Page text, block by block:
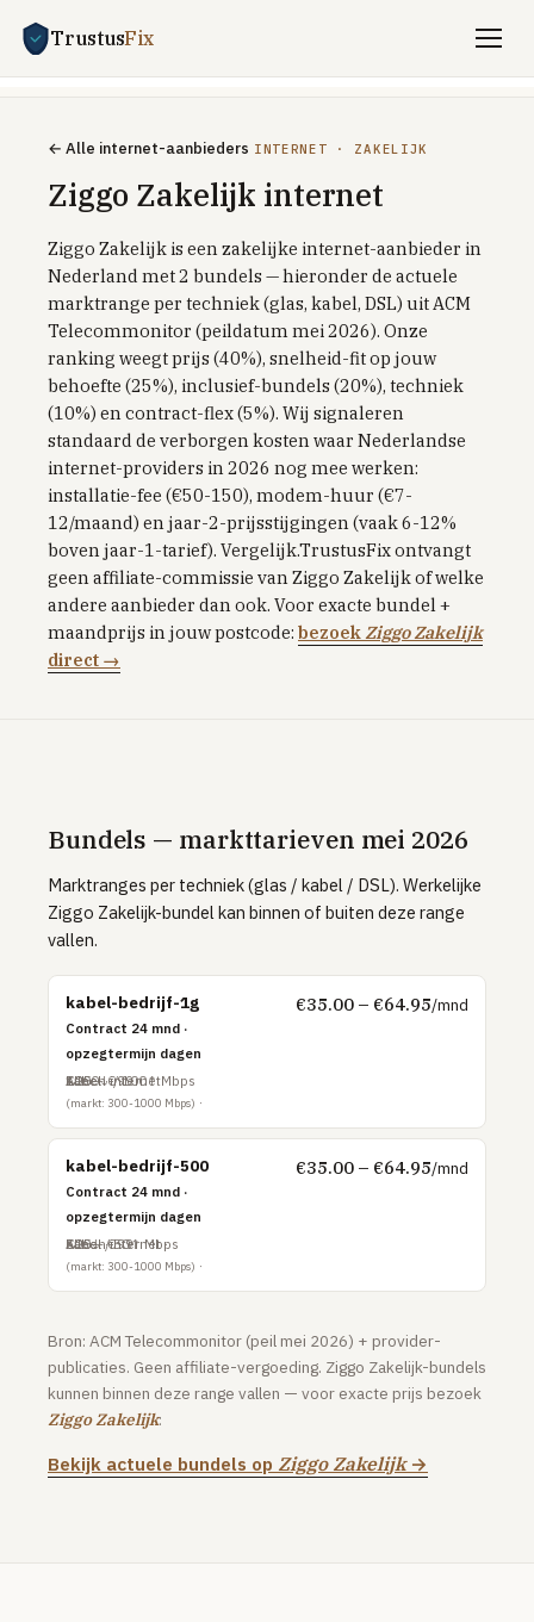
TrustusFix
Stroom + gas vergelijken
Zakelijk energie
Saldering-stop 2027
Dynamisch vs vast
Dynamisch met batterij / EV
Welkomstkorting-trucs
TOP PROVIDERS
Frank Energie
Tibber
Greenchoice
Vandebron
Glas vs kabel vs DSL
Postcode & netbeheerder
TOP PROVIDERS
Odido
Online.nl
Tweak
Sim-only vergelijken
KPN
Vodafone
Odido
Simyo
← Alle internet-aanbieders INTERNET · ZAKELIJK
Ziggo Zakelijk internet
Ziggo Zakelijk is een zakelijke internet-aanbieder in
Nederland met 2 bundels — hieronder de actuele
marktrange per techniek (glas, kabel, DSL) uit ACM
Telecommonitor (peildatum mei 2026). Onze
ranking weegt prijs (40%), snelheid-fit op jouw
behoefte (25%), inclusief-bundels (20%), techniek
(10%) en contract-flex (5%). Wij signaleren
standaard de verborgen kosten waar Nederlandse
internet-providers in 2026 nog mee werken:
installatie-fee (€50-150), modem-huur (€7-
12/maand) en jaar-2-prijsstijgingen (vaak 6-12%
boven jaar-1-tarief). Vergelijk.TrustusFix ontvangt
geen affiliate-commissie van Ziggo Zakelijk of welke
andere aanbieder dan ook. Voor exacte bundel +
maandprijs in jouw postcode: bezoekZiggo Zakelijk
direct →
Bundels — markttarieven mei 2026
Marktranges per techniek (glas / kabel / DSL). Werkelijke
Ziggo Zakelijk-bundel kan binnen of buiten deze range
vallen.
kabel-bedrijf-1g
Contract 24 mnd ·
opzegtermijn dagen
Kabel
1000↓ / 100↑ Mbps
(markt: 300-1000 Mbps)
Alleen internet
€25 – €99
€35.00 – €64.95/mnd
kabel-bedrijf-500
Contract 24 mnd ·
opzegtermijn dagen
Kabel
500↓ / 50↑ Mbps
(markt: 300-1000 Mbps)
Alleen internet
€25 – €99
€35.00 – €64.95/mnd
Bron: ACM Telecommonitor (peil mei 2026) + provider-
publicaties. Geen affiliate-vergoeding. Ziggo Zakelijk-bundels
kunnen binnen deze range vallen — voor exacte prijs bezoek
Ziggo Zakelijk:
Bekijk actuele bundels op Ziggo Zakelijk→